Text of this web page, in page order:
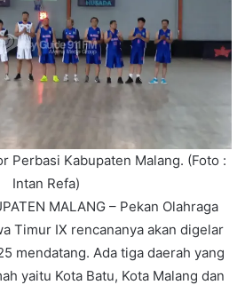
Perbasi Kabupaten Malang. (Foto :
Intan Refa)
MALANG – Pekan Olahraga
Timur IX rencananya akan digelar
mendatang. Ada tiga daerah yang
yaitu Kota Batu, Kota Malang dan